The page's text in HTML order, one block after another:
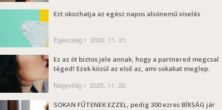
Ezt okozhatja az egész napos alsónemű viselés
Egészség 2023. 11. 21.
Ez az öt biztos jele annak, hogy a partnered megcsal
téged! Ezek közül az első az, ami sokakat meglep.
Nagyvilág 2025. 11. 20.
SOKAN FŰTENEK EZZEL, pedig 300 ezres BÍRSÁG jár